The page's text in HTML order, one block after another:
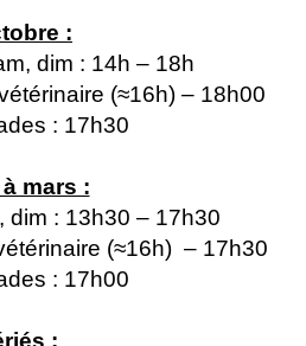
:
dim : 14h – 18h
(≈16h) – 18h00
: 17h30
mars :
dim : 13h30 – 17h30
(≈16h) – 17h30
: 17h00
: